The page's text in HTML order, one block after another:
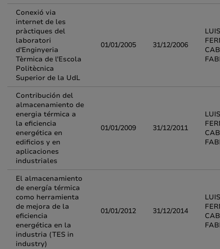
Conexió via
internet de les
pràctiques del
laboratori
d'Enginyeria
Tèrmica de l'Escola
Politècnica
Superior de la UdL
01/01/2005 31/12/2006
Contribución del
almacenamiento de
energia térmica a
la eficiencia
energética en
edificios y en
aplicaciones
industriales
01/01/2009 31/12/2011
El almacenamiento
de energía térmica
como herramienta
de mejora de la
eficiencia
energética en la
industria (TES in
industry)
01/01/2012 31/12/2014